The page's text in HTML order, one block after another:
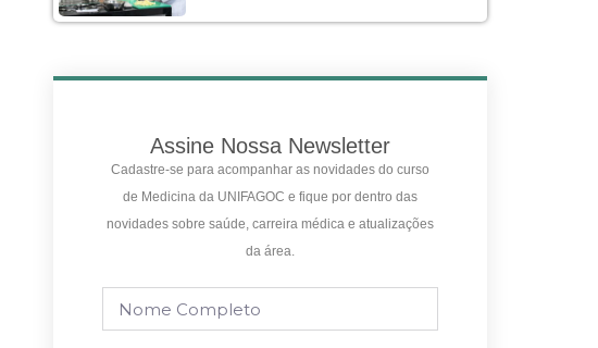
Assine Nossa Newsletter
Cadastre-se para acompanhar as novidades do curso
de Medicina da UNIFAGOC e fique por dentro das
novidades sobre saúde, carreira médica e atualizações
da área.